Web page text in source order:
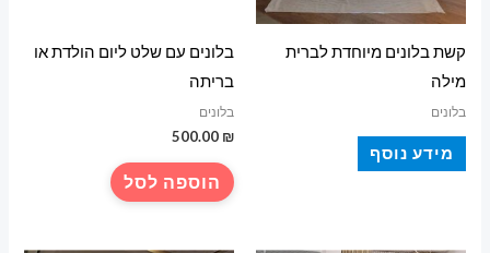
קשת בלונים מיוחדת לברית
מילה
בלונים
מידע נוסף
בלונים עם שלט ליום הולדת או
בריתה
בלונים
500.00 ₪
הוספה לסל